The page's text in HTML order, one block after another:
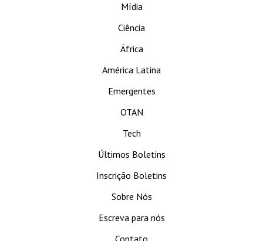
Mídia
Ciência
África
América Latina
Emergentes
OTAN
Tech
Últimos Boletins
Inscrição Boletins
Sobre Nós
Escreva para nós
Contato